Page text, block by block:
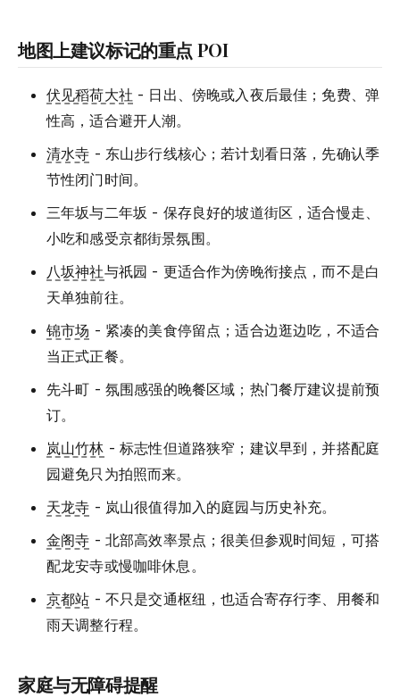
地图上建议标记的重点 POI
伏见稻荷大社 - 日出、傍晚或入夜后最佳；免费、弹
性高，适合避开人潮。
清水寺 - 东山步行线核心；若计划看日落，先确认季
节性闭门时间。
三年坂与二年坂 - 保存良好的坡道街区，适合慢走、
小吃和感受京都街景氛围。
八坂神社与祇园 - 更适合作为傍晚衔接点，而不是白
天单独前往。
锦市场 - 紧凑的美食停留点；适合边逛边吃，不适合
当正式正餐。
先斗町 - 氛围感强的晚餐区域；热门餐厅建议提前预
订。
岚山竹林 - 标志性但道路狭窄；建议早到，并搭配庭
园避免只为拍照而来。
天龙寺 - 岚山很值得加入的庭园与历史补充。
金阁寺 - 北部高效率景点；很美但参观时间短，可搭
配龙安寺或慢咖啡休息。
京都站 - 不只是交通枢纽，也适合寄存行李、用餐和
雨天调整行程。
家庭与无障碍提醒